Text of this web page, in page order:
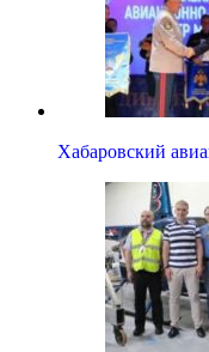
Хабаровский